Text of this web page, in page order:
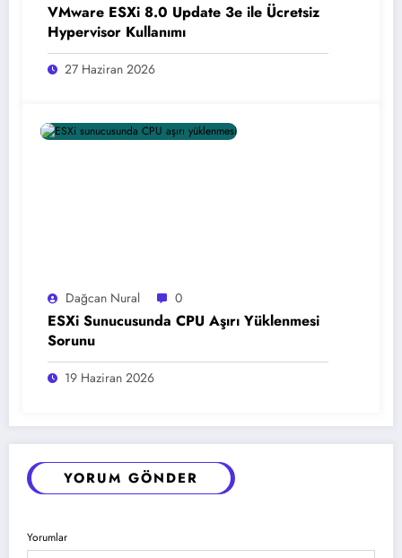
VMware ESXi 8.0 Update 3e ile Ücretsiz
Hypervisor Kullanımı
27 Haziran 2026
Dağcan Nural 0
ESXi Sunucusunda CPU Aşırı Yüklenmesi
Sorunu
19 Haziran 2026
YORUM GÖNDER
Yorumlar